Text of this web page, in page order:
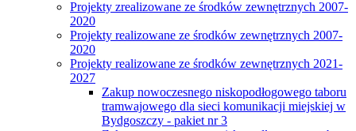
Projekty zrealizowane ze środków zewnętrznych 2007-
2020
Projekty realizowane ze środków zewnętrznych 2007-
2020
Projekty realizowane ze środków zewnętrznych 2021-
2027
Zakup nowoczesnego niskopodłogowego taboru
tramwajowego dla sieci komunikacji miejskiej w
Bydgoszczy - pakiet nr 3